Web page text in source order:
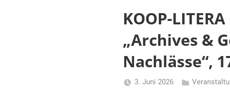
KOOP-
„Archives &
Nachlässe“,
3. Juni 2026